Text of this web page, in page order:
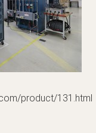
product/131.html